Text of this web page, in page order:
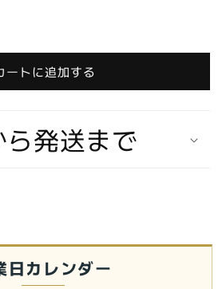
ートに追加する
発送まで
日カレンダー